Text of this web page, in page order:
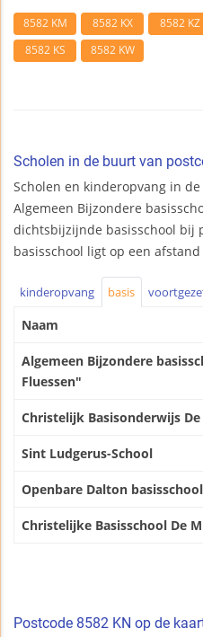
8582 KM 8582 KX 8582 KZ
8582 KS
8582 KW
Scholen in de buurt van
Scholen en kinderopvang in
Algemeen Bijzondere
dichtsbijzijnde basisschool bij
basisschool ligt op een afstand
kinderopvang basis
Naam
Algemeen Bijzondere
Fluessen"
Christelijk Basisonderwijs
Sint Ludgerus-School
Openbare Dalton
Christelijke Basisschool De
Postcode 8582 KN op de